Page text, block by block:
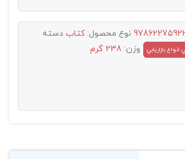
نوع محصول:کتاب دسته
انواع بازاريابي وزن: 238 گرم